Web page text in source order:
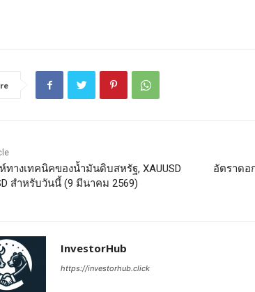
ทางเทคนิคของน้ำมันดิบสหรัฐ, XAUUSD
สำหรับวันนี้ (9 มีนาคม 2569)
อัตราดอ
InvestorHub
https://investorhub.click